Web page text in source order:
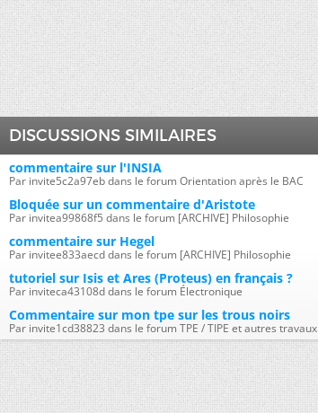
DISCUSSIONS SIMILAIRES
commentaire sur l'INSIA
Par invite5c2a97eb dans le forum Orientation après le BAC
Bloquée sur un commentaire d'Aristote
Par invitea99868f5 dans le forum [ARCHIVE] Philosophie
commentaire sur Hegel
Par invitee833aecd dans le forum [ARCHIVE] Philosophie
tutoriel sur Isis et Ares (Proteus) en français ?
Par inviteca43108d dans le forum Électronique
Commentaire sur mon tpe sur les trous noirs
Par invite1cd38823 dans le forum TPE / TIPE et autres travaux